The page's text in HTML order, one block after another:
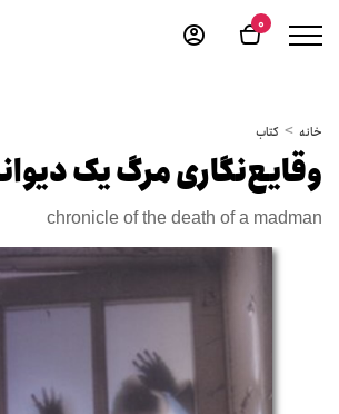
0
خانه کتاب
وقایع‌نگاری مرگ یک
chronicle of the death of a madman